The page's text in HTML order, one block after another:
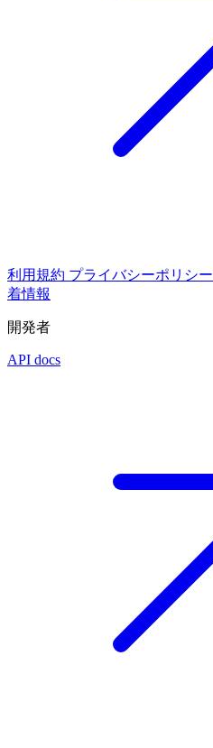
利用規約 プライバシーポリシー
着情報
開発者
API docs